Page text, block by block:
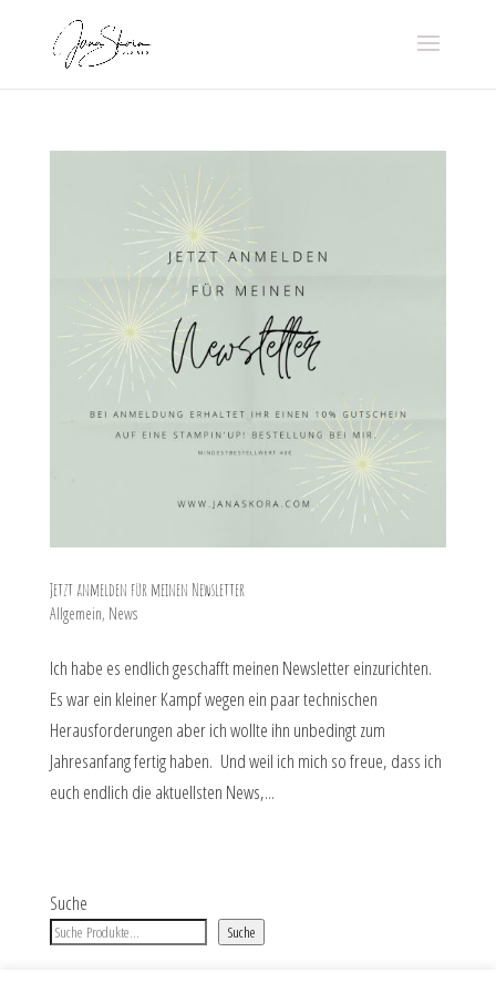
Jetzt anmelden für meinen Newsletter
Allgemein, News
Ich habe es endlich geschafft meinen Newsletter einzurichten.
Es war ein kleiner Kampf wegen ein paar technischen
Herausforderungen aber ich wollte ihn unbedingt zum
Jahresanfang fertig haben. Und weil ich mich so freue, dass ich
euch endlich die aktuellsten News,...
Suche
Suche